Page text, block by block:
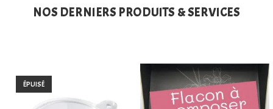
NOS DERNIERS PRODUITS & SERVICES
ÉPUISÉ